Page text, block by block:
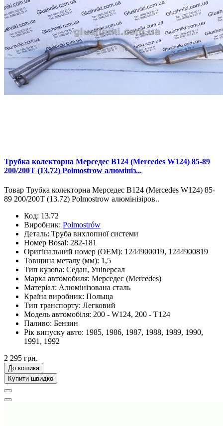
Трубка колекторна Мерседес В124 (Mercedes W124) 85-89
200/200T (13.72) Polmostrow алюмініз...
Товар Трубка колекторна Мерседес В124 (Mercedes W124) 85-
89 200/200T (13.72) Polmostrow алюмінізіров..
Код: 13.72
Виробник: Polmostrów
Деталь: Труба вихлопної системи
Номер Bosal: 282-181
Оригінальний номер (OEM): 1244900019, 1244900819
Товщина металу (мм): 1,5
Тип кузова: Седан, Універсал
Марка автомобиля: Мерседес (Mercedes)
Матеріал: Алюмінізована сталь
Країна виробник: Польща
Тип транспорту: Легковий
Модель автомобіля: 200 - W124, 200 - T124
Паливо: Бензин
Рік випуску авто: 1985, 1986, 1987, 1988, 1989, 1990,
1991, 1992
2 295 грн.
До кошика
Купити швидко